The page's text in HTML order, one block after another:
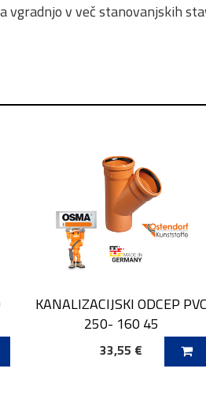
vgradnjo v več stanovanjskih
KANALIZACIJSKI ODCEP PVC
250- 160 45
33,55 €
DODAJ V KOŠARICO